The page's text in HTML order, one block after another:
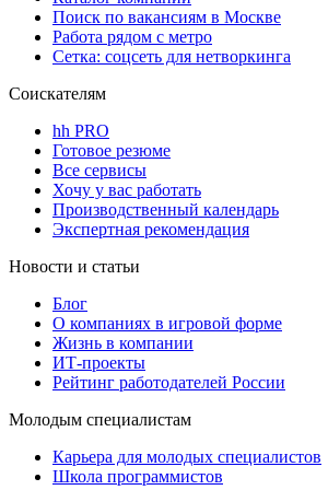
Поиск по вакансиям в Москве
Работа рядом с метро
Сетка: соцсеть для нетворкинга
Соискателям
hh PRO
Готовое резюме
Все сервисы
Хочу у вас работать
Производственный календарь
Экспертная рекомендация
Новости и статьи
Блог
О компаниях в игровой форме
Жизнь в компании
ИТ-проекты
Рейтинг работодателей России
Молодым специалистам
Карьера для молодых специалистов
Школа программистов